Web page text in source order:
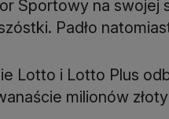
Sportowy na
Padło
Lotto i Lotto Plus
milionów